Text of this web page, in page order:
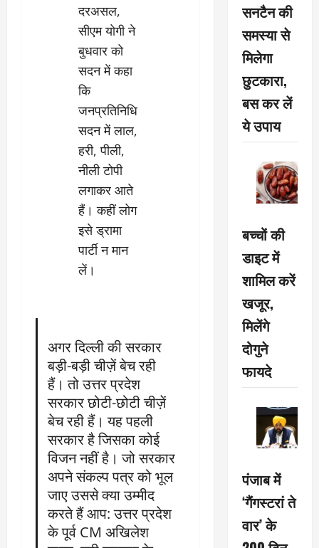
दरअसल,
सीएम योगी ने
बुधवार को
सदन में कहा
कि
जनप्रतिनिधि
सदन में लाल,
हरी, पीली,
नीली टोपी
लगाकर आते
हैं। कहीं लोग
इसे ड्रामा
पार्टी न मान
लें।
अगर दिल्ली की सरकार
बड़ी-बड़ी चीज़ें बेच रही
हैं। तो उत्तर प्रदेश
सरकार छोटी-छोटी चीज़ें
बेच रही हैं। यह पहली
सरकार है जिसका कोई
विजन नहीं है। जो सरकार
अपने संकल्प पत्र को भूल
जाए उससे क्या उम्मीद
करते हैं आप: उत्तर प्रदेश
के पूर्व CM अखिलेश
सनटैन की
समस्या से
मिलेगा
छुटकारा,
बस कर लें
ये उपाय
बच्चों की
डाइट में
शामिल करें
खजूर,
मिलेंगे
दोगुने
फायदे
पंजाब में
‘गैंगस्टरां ते
वार’ के